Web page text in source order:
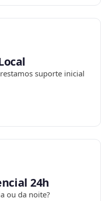
suporte inicial
24h
ou da noite?